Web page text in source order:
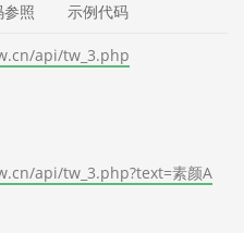
照 示例代码
api/tw_3.php
api/tw_3.php?text=素颜A